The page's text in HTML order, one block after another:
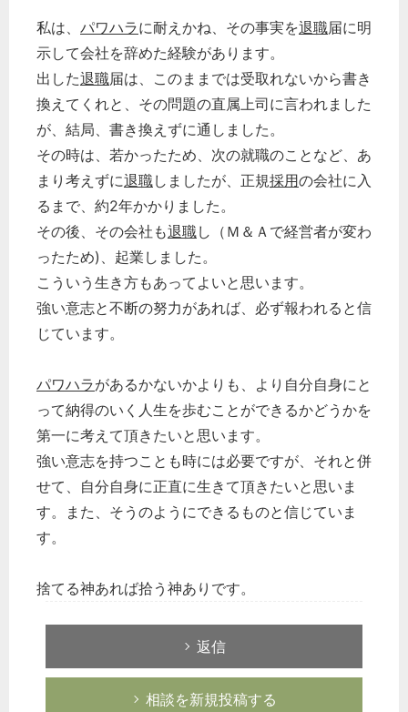
私は、 パワハラに耐えかね、その事実を退職届に明
示して会社を辞めた経験があります。
出した退職届は、このままでは受取れないから書き
換えてくれと、その問題の直属上司に言われました
が、結局、書き換えずに通しました。
その時は、若かったため、次の就職のことなど、あ
まり考えずに退職しましたが、正規採用の会社に入
るまで、約2年かかりました。
その後、その会社も退職し（Ｍ＆Ａで経営者が変わ
ったため)、起業しました。
こういう生き方もあってよいと思います。
強い意志と不断の努力があれば、必ず報われると信
じています。
パワハラがあるかないかよりも、より自分自身にと
って納得のいく人生を歩むことができるかどうかを
第一に考えて頂きたいと思います。
強い意志を持つことも時には必要ですが、それと併
せて、自分自身に正直に生きて頂きたいと思いま
す。また、そうのようにできるものと信じていま
す。
捨てる神あれば拾う神ありです。
返信
相談を新規投稿する